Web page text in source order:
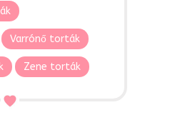
Varrónő torták
Zene torták